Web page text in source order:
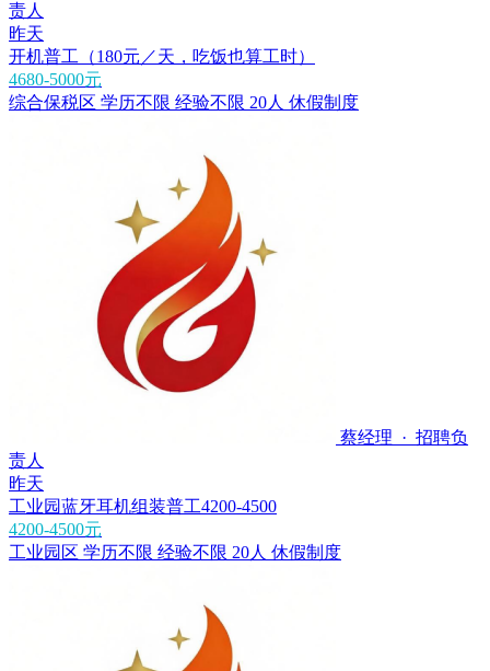
责人
昨天
开机普工（180元／天，吃饭也算工时）
4680-5000元
综合保税区 学历不限 经验不限 20人 休假制度
蔡经理 · 招聘负
责人
昨天
工业园蓝牙耳机组装普工4200-4500
4200-4500元
工业园区 学历不限 经验不限 20人 休假制度